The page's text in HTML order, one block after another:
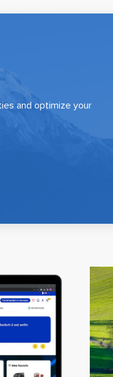
and optimize your